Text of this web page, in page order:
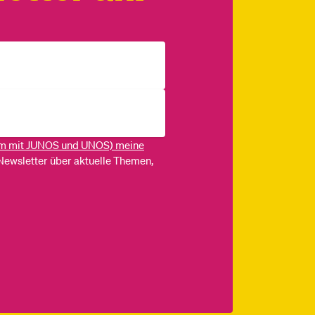
mit JUNOS und UNOS) meine
über aktuelle Themen,